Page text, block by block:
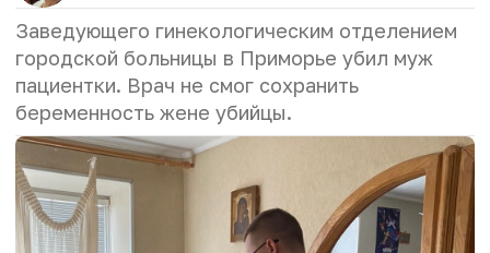
Заведующего гинекологическим отделением
городской больницы в Приморье убил муж
пациентки. Врач не смог сохранить
беременность жене убийцы.